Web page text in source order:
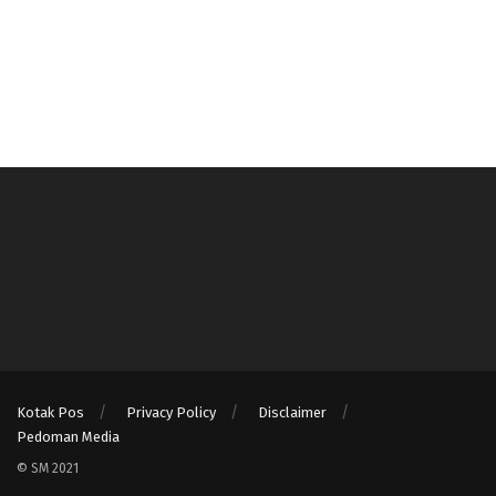
Kotak Pos Privacy Policy
Disclaimer
Pedoman Media
© SM 2021